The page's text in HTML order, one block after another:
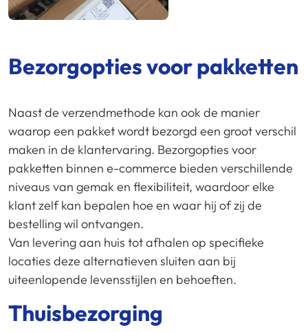
Bezorgopties voor pakketten
Naast de verzendmethode kan ook de manier
waarop een pakket wordt bezorgd een groot verschil
maken in de klantervaring. Bezorgopties voor
pakketten binnen e-commerce bieden verschillende
niveaus van gemak en flexibiliteit, waardoor elke
klant zelf kan bepalen hoe en waar hij of zij de
bestelling wil ontvangen.
Van levering aan huis tot afhalen op specifieke
locaties deze alternatieven sluiten aan bij
uiteenlopende levensstijlen en behoeften.
Thuisbezorging